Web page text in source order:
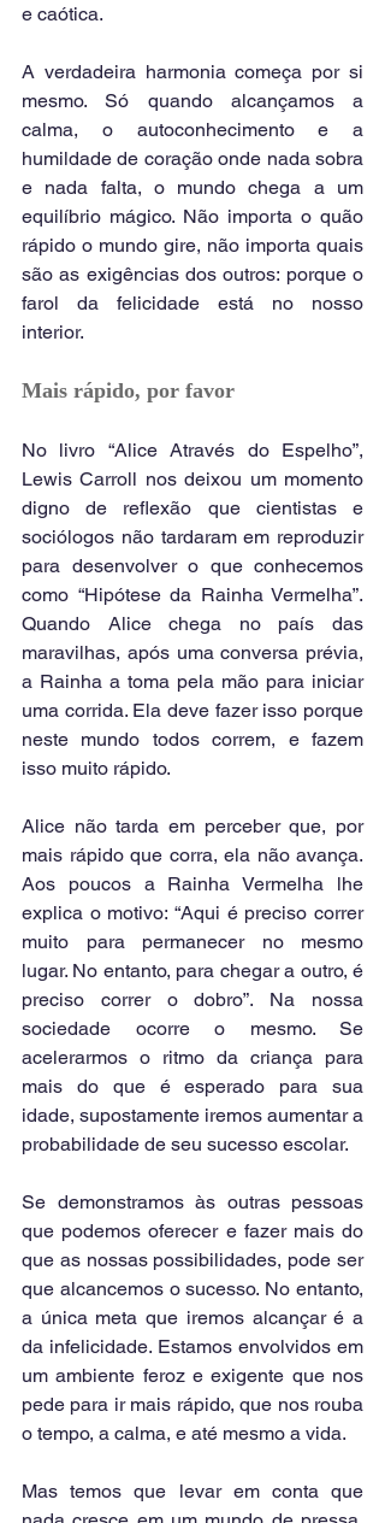
e caótica.
A verdadeira harmonia começa por si
mesmo. Só quando alcançamos a
calma, o autoconhecimento e a
humildade de coração onde nada sobra
e nada falta, o mundo chega a um
equilíbrio mágico. Não importa o quão
rápido o mundo gire, não importa quais
são as exigências dos outros: porque o
farol da felicidade está no nosso
interior.
Mais rápido, por favor
No livro “Alice Através do Espelho”,
Lewis Carroll nos deixou um momento
digno de reflexão que cientistas e
sociólogos não tardaram em reproduzir
para desenvolver o que conhecemos
como “Hipótese da Rainha Vermelha”.
Quando Alice chega no país das
maravilhas, após uma conversa prévia,
a Rainha a toma pela mão para iniciar
uma corrida. Ela deve fazer isso porque
neste mundo todos correm, e fazem
isso muito rápido.
Alice não tarda em perceber que, por
mais rápido que corra, ela não avança.
Aos poucos a Rainha Vermelha lhe
explica o motivo: “Aqui é preciso correr
muito para permanecer no mesmo
lugar. No entanto, para chegar a outro, é
preciso correr o dobro”. Na nossa
sociedade ocorre o mesmo. Se
acelerarmos o ritmo da criança para
mais do que é esperado para sua
idade, supostamente iremos aumentar a
probabilidade de seu sucesso escolar.
Se demonstramos às outras pessoas
que podemos oferecer e fazer mais do
que as nossas possibilidades, pode ser
que alcancemos o sucesso. No entanto,
a única meta que iremos alcançar é a
da infelicidade. Estamos envolvidos em
um ambiente feroz e exigente que nos
pede para ir mais rápido, que nos rouba
o tempo, a calma, e até mesmo a vida.
Mas temos que levar em conta que